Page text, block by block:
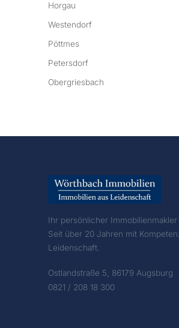
Horgau
Westendorf
Pöttmes
Petersdorf
Obergriesbach
Ihr persönlicher Immobilienmakler
Seit über 20 Jahren mit
Leidenschaft.
Ostlandstraße 5, 86179 Augsburg
0821 / 208 18 300